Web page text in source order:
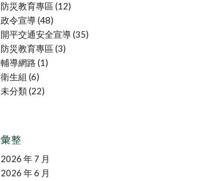
防災教育專區 (12)
政令宣導(48)
開平交通安全宣導(35)
防災教育專區 (3)
輔導網路 (1)
衛生組 (6)
未分類(22)
彙整
2026 年 7 月
2026 年 6 月